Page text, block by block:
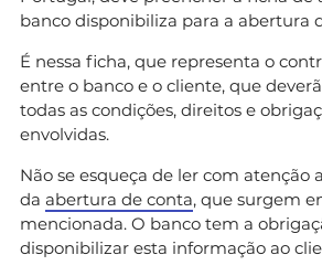
banco disponibiliza para a abertura
É nessa ficha, que representa o
entre o banco e o cliente, que
todas as condições, direitos e
envolvidas.
Não se esqueça de ler com atenção
da abertura de conta, que surgem
mencionada. O banco tem a
disponibilizar esta informação ao